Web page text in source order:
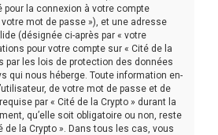
la connexion à votre compte
mot de passe »), et une adresse
(désignée ci-après par « votre
pour votre compte sur « Cité de la
par les lois de protection des données
qui nous héberge. Toute information en-
de votre mot de passe et de
par « Cité de la Crypto » durant la
qu’elle soit obligatoire ou non, reste
de la Crypto ». Dans tous les cas, vous